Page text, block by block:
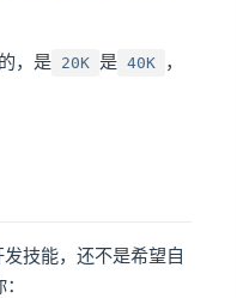
，是 20K 是 40K
，
技能，还不是希望自